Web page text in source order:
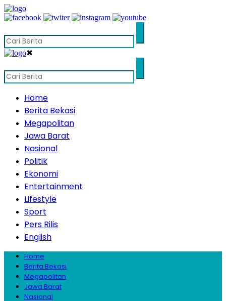
✖
Home
Berita Bekasi
Megapolitan
Jawa Barat
Nasional
Politik
Ekonomi
Entertainment
Lifestyle
Sport
Pers Rilis
English
Home
Berita Bekasi
Megapolitan
Jawa Barat
Nasional